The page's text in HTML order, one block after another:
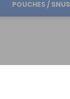
Envío gratuito
POUCHES / SNUS